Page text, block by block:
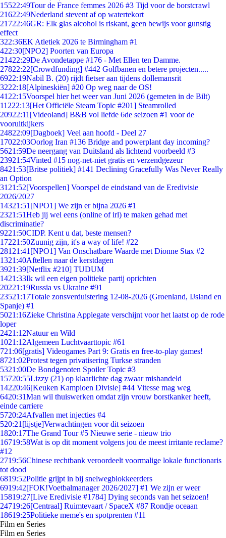
15522:49Tour de France femmes 2026 #3 Tijd voor de borstcrawl
21622:49Nederland stevent af op watertekort
21722:46GR: Elk glas alcohol is riskant, geen bewijs voor gunstig
effect
322:36EK Atletiek 2026 te Birmingham #1
422:30[NPO2] Poorten van Europa
21422:29De Avondetappe #176 - Met Ellen ten Damme.
27822:22[Crowdfunding] #442 Golfbanen en betere projecten.....
6922:19Nabil B. (20) rijdt fietser aan tijdens dollemansrit
3222:18[Alpineskiën] #20 Op weg naar de OS!
41 22:15Voorspel hier het weer van Juni 2026 (gemeten in de Bilt)
11222:13[Het Officiële Steam Topic #201] Steamrolled
20922:11 [Videoland] B&B vol liefde 6de seizoen #1 voor de
vooruitkijkers
24822:09[Dagboek] Veel aan hoofd - Deel 27
17022:03Oorlog Iran #136 Bridge and powerplant day incoming?
5621:59De neergang van Duitsland als lichtend voorbeeld #3
23921:54Vinted #15 nog-net-niet gratis en verzendgezeur
8421:53[Britse politiek] #141 Declining Gracefully Was Never Really
an Option
31 21:52[Voorspellen] Voorspel de eindstand van de Eredivisie
2026/2027
14321:51 [NPO1] We zijn er bijna 2026 #1
2321:51Heb jij wel eens (online of irl) te maken gehad met
discriminatie?
9221:50CIDP. Kent u dat, beste mensen?
17221:50Zuunig zijn, it's a way of life! #22
281 21:41 [NPO1] Van Onschatbare Waarde met Dionne Stax #2
1321:40Aftellen naar de kerstdagen
3921:39[Netflix #210] TUDUM
1421:33Ik wil een eigen politieke partij oprichten
20221:19Russia vs Ukraine #91
23521:17Totale zonsverduistering 12-08-2026 (Groenland, IJsland en
Spanje) #1
5021:16Zieke Christina Applegate verschijnt voor het laatst op de rode
loper
2421:12Natuur en Wild
1021:12Algemeen Luchtvaarttopic #61
721:06[gratis] Videogames Part 9: Gratis en free-to-play games!
8721:02Protest tegen privatisering Turkse stranden
5321:00De Bondgenoten Spoiler Topic #3
15720:55Lizzy (21) op klaarlichte dag zwaar mishandeld
14220:46[Keuken Kampioen Divisie] #44 Vitesse mag weg
6420:31Man wil thuiswerken omdat zijn vrouw borstkanker heeft,
einde carriere
5720:24Afvallen met injecties #4
520:21 [lijstje]Verwachtingen voor dit seizoen
1820:17The Grand Tour #5 Nieuwe serie - nieuw trio
16719:58Wat is op dit moment volgens jou de meest irritante reclame?
#12
2719:56Chinese rechtbank veroordeelt voormalige lokale functionaris
tot dood
6819:52Politie grijpt in bij snelwegblokkeerders
6919:42[FOK!Voetbalmanager 2026/2027] #1 We zijn er weer
15819:27[Live Eredivisie #1784] Dying seconds van het seizoen!
24719:26[Centraal] Ruimtevaart / SpaceX #87 Rondje oceaan
18619:25Politieke meme's en spotprenten #11
Film en Series
Film en Series